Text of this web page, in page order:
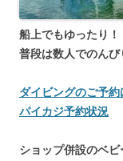
船上でもゆったり！
普段は数人でのんび
ダイビングのご予約
パイカジ予約状況
ショップ併設のベ